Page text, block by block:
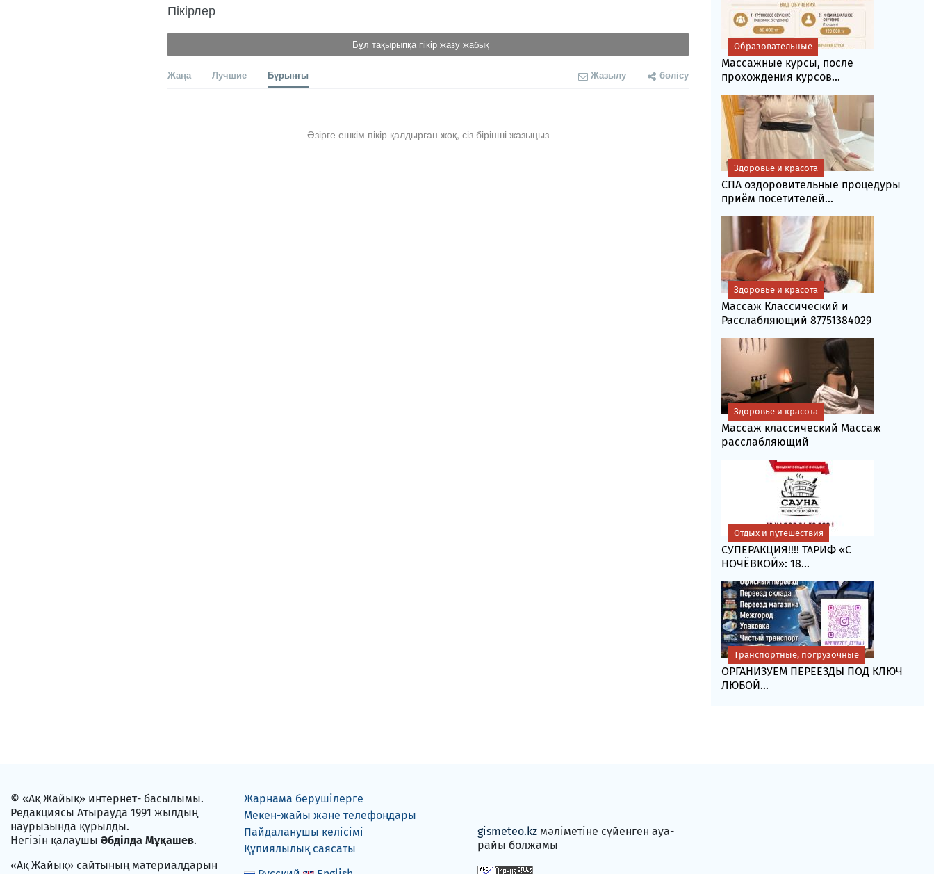
Пікірлер
Бұл тақырыпқа пікір жазу жабық
Жаңа Лучшие Бұрынғы Жазылу бөлісу
Әзірге ешкім пікір қалдырған жоқ, сіз бірінші жазыңыз
Массажные курсы, после
прохождения курсов...
Образовательные
СПА оздоровительные процедуры
приём посетителей...
Здоровье и красота
Массаж Классический и
Расслабляющий 87751384029
Здоровье и красота
Массаж классический Массаж
расслабляющий
Здоровье и красота
СУПЕРАКЦИЯ!!!! ТАРИФ «C
НОЧЁВКОЙ»: 18...
Отдых и путешествия
ОРГАНИЗУЕМ ПЕРЕЕЗДЫ ПОД КЛЮЧ
ЛЮБОЙ...
Транспортные, погрузочные
© «Ақ Жайық» интернет- басылымы.
Редакциясы Атырауда 1991 жылдың
наурызында құрылды.
Негізін қалаушы Әбділда Мұқашев.
«Ақ Жайық» сайтының материалдарын
Жарнама берушілерге
Мекен-жайы және телефондары
Пайдаланушы келісімі
Құпиялылық саясаты
gismeteo.kz мәліметіне сүйенген ауа-
райы болжамы